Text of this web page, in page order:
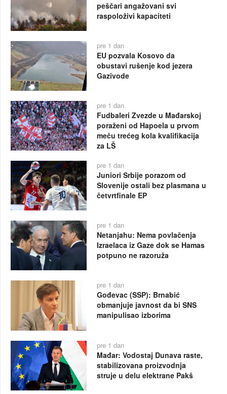
peščari angažovani svi
raspoloživi kapaciteti
pre 1 dan
EU pozvala Kosovo da
obustavi rušenje kod jezera
Gazivode
pre 1 dan
Fudbaleri Zvezde u Mađarskoj
poraženi od Hapoela u prvom
meču trećeg kola kvalifikacija
za LŠ
pre 1 dan
Juniori Srbije porazom od
Slovenije ostali bez plasmana u
četvrtfinale EP
pre 1 dan
Netanjahu: Nema povlačenja
Izraelaca iz Gaze dok se Hamas
potpuno ne razoruža
pre 1 dan
Gođevac (SSP): Brnabić
obmanjuje javnost da bi SNS
manipulisao izborima
pre 1 dan
Mađar: Vodostaj Dunava raste,
stabilizovana proizvodnja
struje u delu elektrane Pakš